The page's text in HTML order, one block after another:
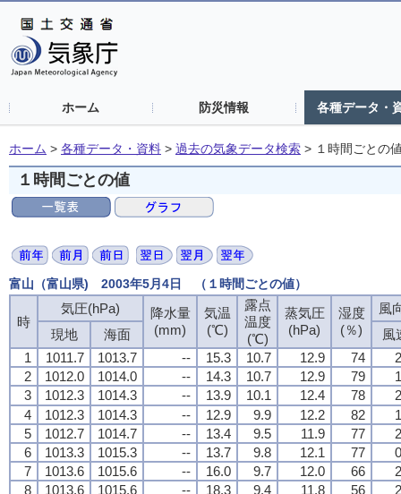
ホーム 防災情報 各種データ・
ホーム > 各種データ・資料 > 過去の気象データ検索 > １時間ごとの
１時間ごとの値
富山（富山県) 2003年5月4日 （１時間ごとの値）
時
気圧(hPa)
降水量
(mm)
気温
(℃)
露点
温度
(℃)
蒸気圧
(hPa)
湿度
(％)
風
現地
海面
風
1
1011.7 1013.7 -- 15.3 10.7 12.9 74
2
1012.0 1014.0 -- 14.3 10.7 12.9 79
3
1012.3 1014.3 -- 13.9 10.1 12.4 78
4
1012.3 1014.3 -- 12.9 9.9 12.2 82
5
1012.7 1014.7 -- 13.4 9.5 11.9 77
6
1013.3 1015.3 -- 13.7 9.8 12.1 77
7
1013.6 1015.6 -- 16.0 9.7 12.0 66
8
1013.6 1015.6 -- 18.3 9.4 11.8 56